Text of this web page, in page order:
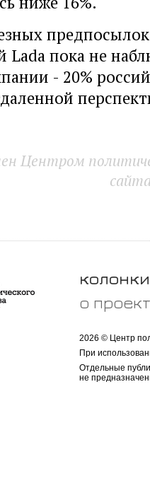
пока не
- 20%
Центром
колонки
о
2026 © Центр
При
Отдельные
не